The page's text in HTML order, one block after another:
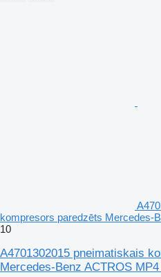
kompresors paredzēts Mercedes-
10
A4701302015 pneimatiskais
Mercedes-Benz ACTROS